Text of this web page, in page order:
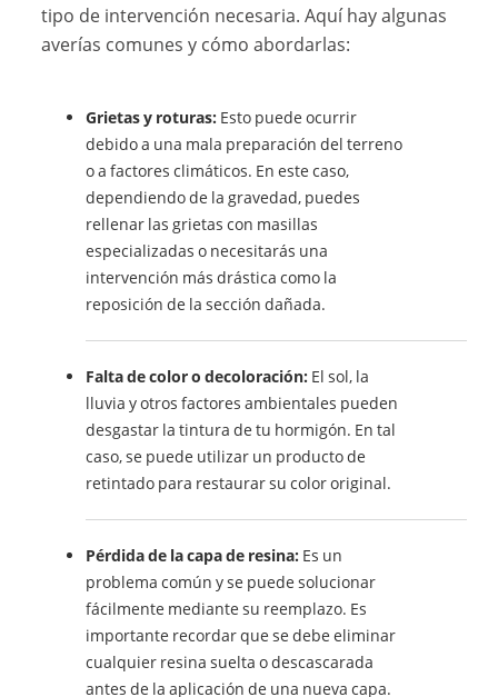
tipo de intervención necesaria. Aquí hay algunas
averías comunes y cómo abordarlas:
Grietas y roturas: Esto puede ocurrir
debido a una mala preparación del terreno
o a factores climáticos. En este caso,
dependiendo de la gravedad, puedes
rellenar las grietas con masillas
especializadas o necesitarás una
intervención más drástica como la
reposición de la sección dañada.
Falta de color o decoloración: El sol, la
lluvia y otros factores ambientales pueden
desgastar la tintura de tu hormigón. En tal
caso, se puede utilizar un producto de
retintado para restaurar su color original.
Pérdida de la capa de resina: Es un
problema común y se puede solucionar
fácilmente mediante su reemplazo. Es
importante recordar que se debe eliminar
cualquier resina suelta o descascarada
antes de la aplicación de una nueva capa.